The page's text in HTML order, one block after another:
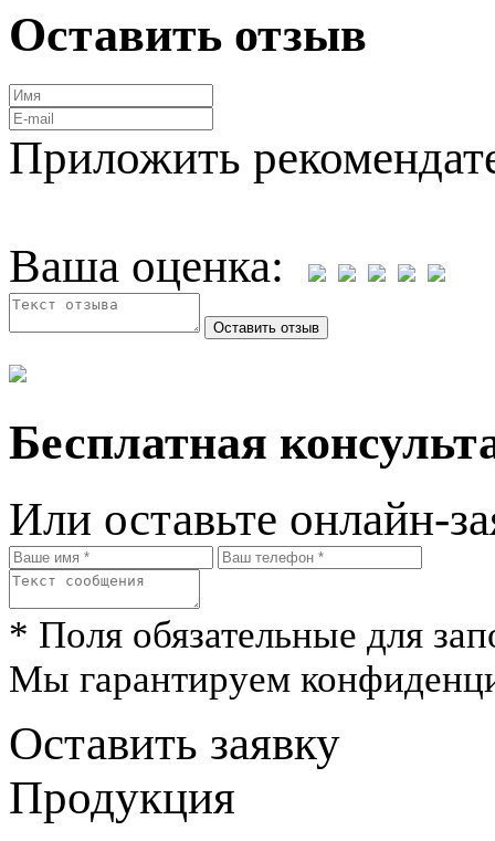
Оставить отзыв
Приложить
Ваша оценка:
Бесплатная
Или оставьте онлайн-
* Поля обязательные для
Мы гарантируем
Оставить заявку
Продукция